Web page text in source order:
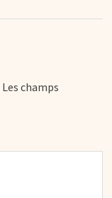
Les champs